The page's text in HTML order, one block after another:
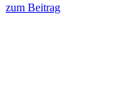
zum Beitrag